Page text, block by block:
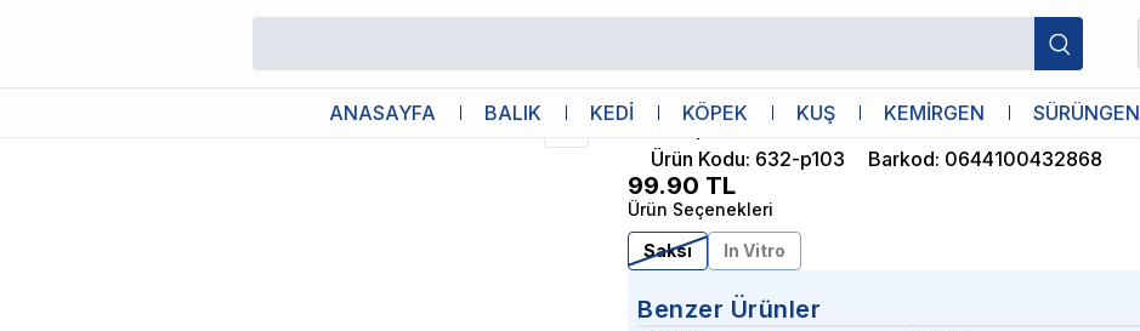
ANASAYFA BALIK KEDİ KÖPEK KUŞ KEMİRGEN SÜRÜNGEN
İthâl Bitki
Lilaeopsis Novaezelandiae Saksı Canlı Bitki
Ürün Kodu: 632-p103 Barkod: 0644100432868
99.90 TL
Ürün Seçenekleri
Saksı
In Vitro
Benzer Ürünler